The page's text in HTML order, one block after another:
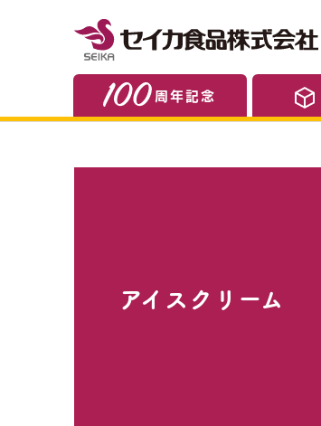
周年記念
アイスクリーム